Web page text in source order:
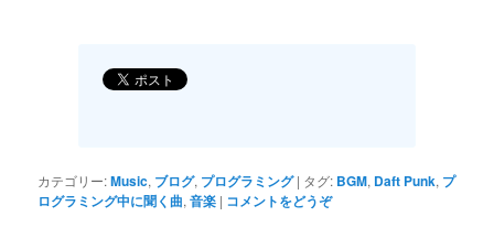
カテゴリー:Music, ブログ, プログラミング | タグ: BGM, Daft Punk, プ
ログラミング中に聞く曲,音楽 | コメントをどうぞ